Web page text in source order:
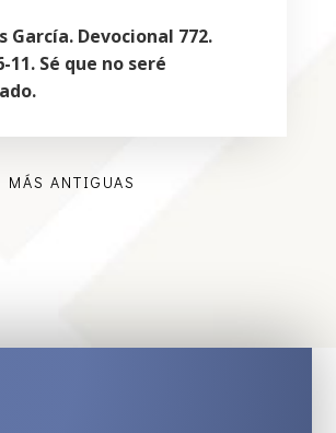
García. Devocional 772.
11. Sé que no seré
ANTIGUAS